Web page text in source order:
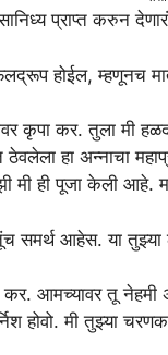
सानिध्य प्राप्त करुन
होईल, म्हणूनच
कृपा कर. तुला मी
हा अन्नाचा
मी ही पूजा केली आहे.
समर्थ आहेस. या
आमच्यावर तू नेहमी
होवो. मी तुझ्या